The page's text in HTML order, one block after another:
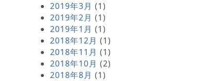
2019年3月 (1)
2019年2月 (1)
2019年1月 (1)
2018年12月 (1)
2018年11月 (1)
2018年10月 (2)
2018年8月 (1)